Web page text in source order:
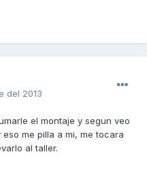
del 2013
el montaje y segun veo
me pilla a mi, me tocara
al taller.